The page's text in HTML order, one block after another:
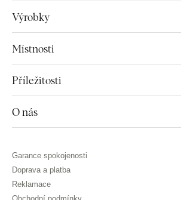
Výrobky
Místnosti
Příležitosti
O nás
Garance spokojenosti
Doprava a platba
Reklamace